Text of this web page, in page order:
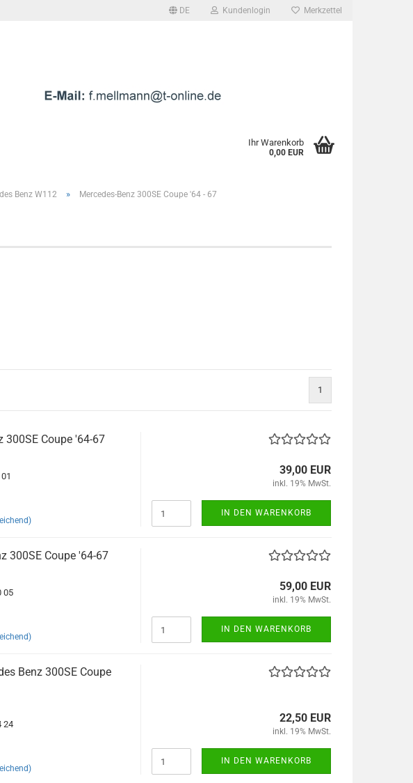
DE Kundenlogin Merkzettel
Ihr Warenkorb
0,00 EUR
Benz W112 » Mercedes-Benz 300SE Coupe '64 - 67
1
300SE Coupe '64-67
39,00 EUR
inkl. 19% MwSt.
IN DEN WARENKORB
300SE Coupe '64-67
05
59,00 EUR
inkl. 19% MwSt.
IN DEN WARENKORB
Benz 300SE Coupe
24
22,50 EUR
inkl. 19% MwSt.
IN DEN WARENKORB